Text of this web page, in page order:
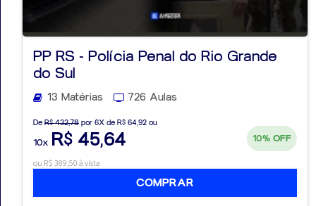
PP RS - Polícia Penal do Rio Grande
do Sul
13 Matérias 726 Aulas
De R$ 432,78 por 6X de R$ 64,92 ou
10x R$ 45,64 10% OFF
ou R$ 389,50 à vista
COMPRAR